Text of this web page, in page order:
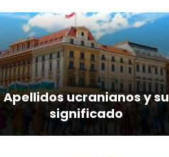
Apellidos ucranianos y su
significado